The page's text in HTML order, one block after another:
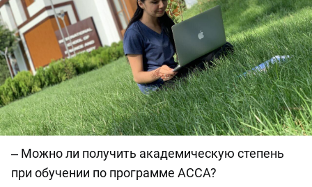
‒ Можно ли получить академическую степень
при обучении по программе АССА?